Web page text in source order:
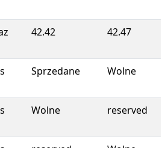
42.42 42.47
Sprzedane Wolne
Wolne reserved